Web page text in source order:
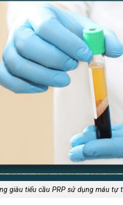
giàu tiểu cầu PRP sử dụng máu